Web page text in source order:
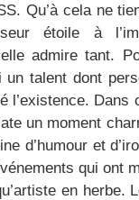
Qu’à cela ne
étoile à
admire tant.
talent dont
l’existence.
un moment
d’humour et
qui ont
en herbe.